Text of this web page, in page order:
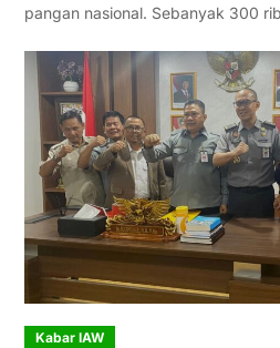
pangan nasional. Sebanyak 300
Kabar IAW